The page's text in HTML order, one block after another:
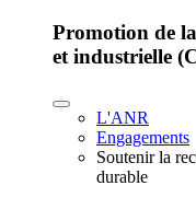
Promotion de
et industrielle
L'ANR
Engagements
Soutenir la
durable